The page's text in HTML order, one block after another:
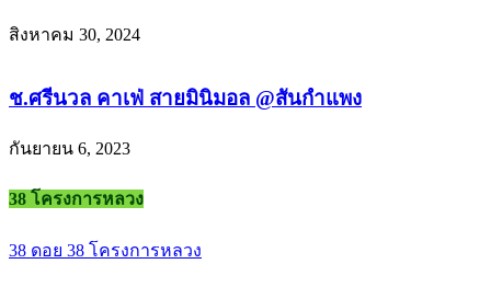
สิงหาคม 30, 2024
ช.ศรีนวล คาเฟ่ สายมินิมอล @สันกำแพง
กันยายน 6, 2023
38 โครงการหลวง
38 ดอย 38 โครงการหลวง